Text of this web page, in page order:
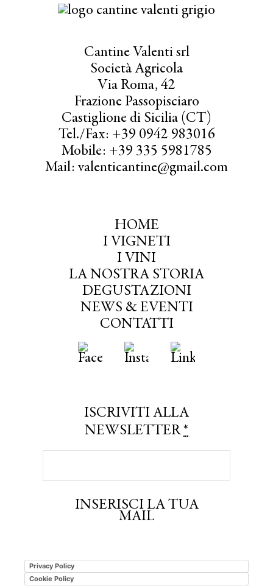
Cantine Valenti srl
Società Agricola
Via Roma, 42
Frazione Passopisciaro
Castiglione di Sicilia (CT)
Tel./Fax: +39 0942 983016
Mobile: +39 335 5981785
Mail: valenticantine@gmail.com
HOME
I VIGNETI
I VINI
LA NOSTRA STORIA
DEGUSTAZIONI
NEWS & EVENTI
CONTATTI
ISCRIVITI ALLA
NEWSLETTER*
INSERISCI LA TUA
MAIL
Privacy Policy
Cookie Policy